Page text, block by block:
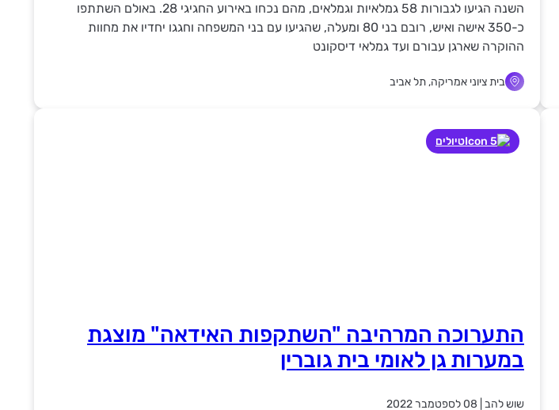
השנה הגיעו לגבורות 58 גמלאיות וגמלאים, מהם נכחו באירוע החגיגי 28. באולם השתתפו
כ-350 אישה ואיש, רובם בני 80 ומעלה, שהגיעו עם בני המשפחה וחגגו יחדיו את מחוות
ההוקרה שארגן עבורם ועד גמלאי דיסקונט
בית ציוני אמריקה, תל אביב
התערוכה המרהיבה "השתקפות האידאה" מוצגת
במערות גן לאומי בית גוברין
שוש להב 08 לספטמבר 2022
טיולים